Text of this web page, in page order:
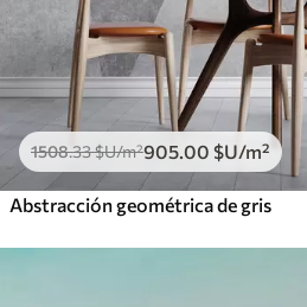
1508.33$U/m²905.00 $U/m²
Abstracción geométrica de gris